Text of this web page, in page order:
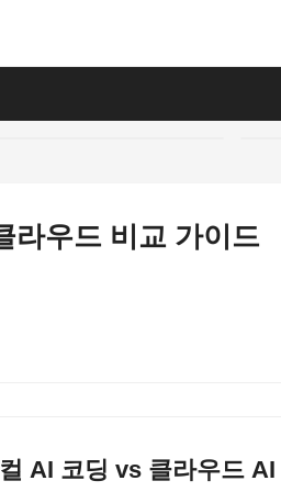
라우드 비교 가이드
AI 코딩 vs 클라우드 AI